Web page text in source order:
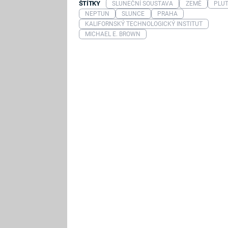
ŠTÍTKY SLUNEČNÍ SOUSTAVA ZEMĚ
NEPTUN
SLUNCE
PRAHA
KALIFORNSKÝ TECHNOLOGICKÝ INSTITUT
MICHAEL E. BROWN